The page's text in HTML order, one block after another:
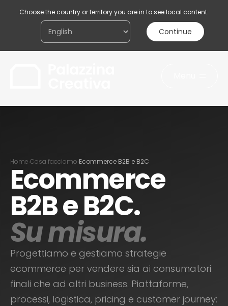
Choose the country or territory you are in to see local content.
Continue
Home›Cosa facciamo›Ecommerce B2B e B2C
Ecommerce
B2B e B2C.
Su misura.
Progettiamo e gestiamo strategie
ecommerce per vendere sia ai consumatori
finali che ad altri business. Piattaforme,
processi, logistica, pricing e customer journey: